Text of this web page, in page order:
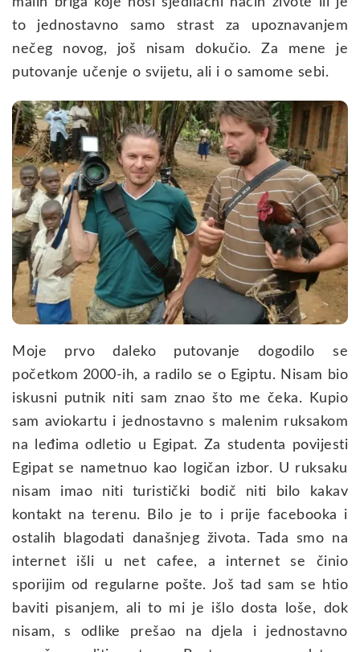
to jednostavno samo strast za upoznavanjem
nečeg novog, još nisam dokučio. Za mene je
putovanje učenje o svijetu, ali i o samome sebi.
Moje prvo daleko putovanje dogodilo se
početkom 2000-ih, a radilo se o Egiptu. Nisam bio
iskusni putnik niti sam znao što me čeka. Kupio
sam aviokartu i jednostavno s malenim ruksakom
na leđima odletio u Egipat. Za studenta povijesti
Egipat se nametnuo kao logičan izbor. U ruksaku
nisam imao niti turistički bodič niti bilo kakav
kontakt na terenu. Bilo je to i prije facebooka i
ostalih blagodati današnjeg života. Tada smo na
internet išli u net cafee, a internet se činio
sporijim od regularne pošte. Još tad sam se htio
baviti pisanjem, ali to mi je išlo dosta loše, dok
nisam, s odlike prešao na djela i jednostavno